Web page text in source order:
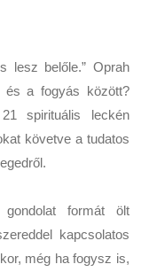
lesz belőle.” Oprah
és a fogyás között?
spirituális leckén
követve a tudatos
formát ölt
kapcsolatos
még ha fogysz is,